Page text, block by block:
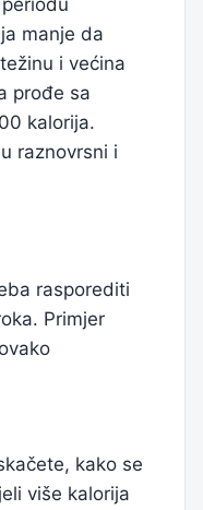
manje da
i većina
prođe sa
kalorija.
raznovrsni i
rasporediti
Primjer
kako se
više kalorija